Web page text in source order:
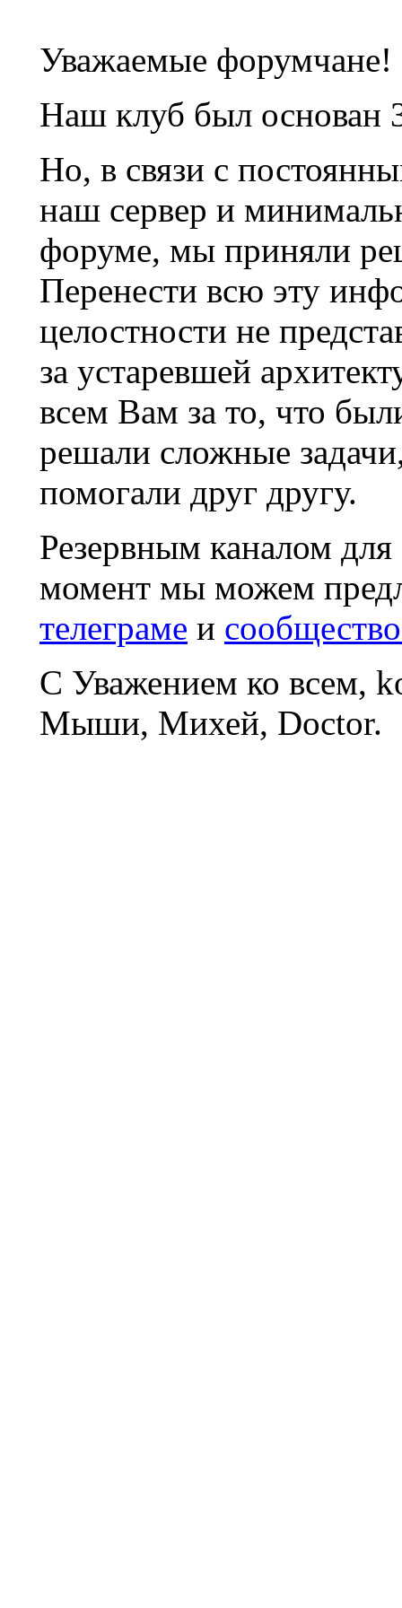
Уважаемые форумчане!
Наш клуб был основан
Но, в связи с
наш сервер и
форуме, мы приняли
Перенести всю эту
целостности не
за устаревшей
всем Вам за то, что
решали сложные
помогали друг другу.
Резервным каналом
момент мы можем
телеграме и
С Уважением ко всем,
Мыши, Михей, Doctor.